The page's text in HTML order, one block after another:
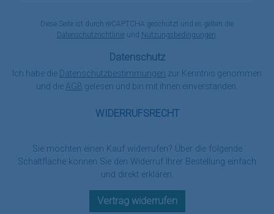
WIDERRUFSRECHT
Sie möchten einen Kauf widerrufen? Über die folgende
Schaltfläche können Sie den Widerruf Ihrer Bestellung einfach
und direkt erklären.
Vertrag widerrufen
Diese Seite ist durch reCAPTCHA geschützt und es gelten die
Datenschutzrichtlinieund Nutzungsbedingungen
Datenschutz
Ich habe die Datenschutzbestimmungen zur Kenntnis genommen
und die AGB gelesen und bin mit ihnen einverstanden.